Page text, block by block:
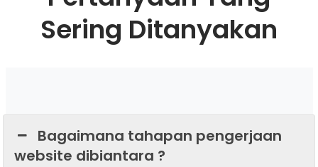
Sering Ditanyakan
Bagaimana tahapan pengerjaan
website dibiantara ?